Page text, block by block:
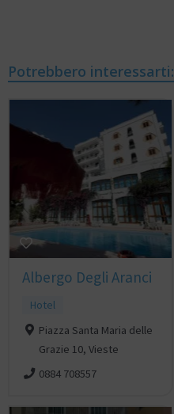
Potrebbero interessarti:
Albergo Degli Aranci
Hotel
Piazza Santa Maria delle
Grazie 10, Vieste
0884 708557